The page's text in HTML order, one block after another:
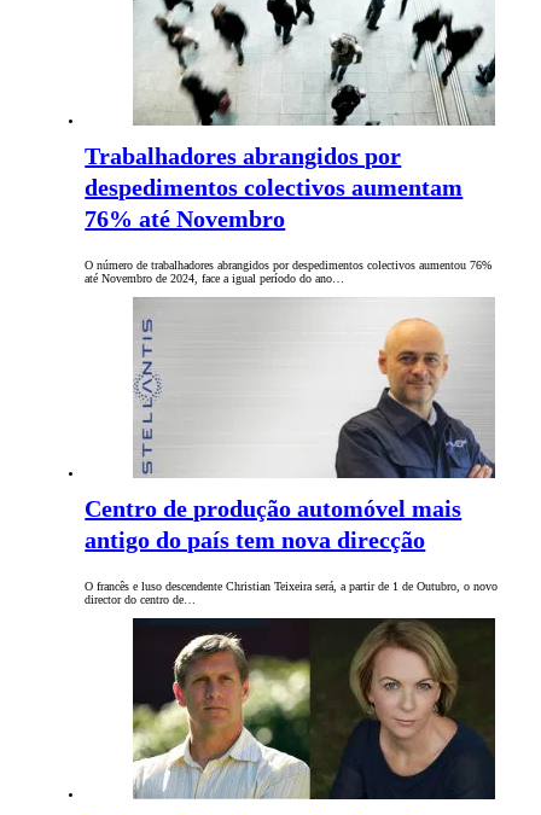
Trabalhadores abrangidos por
despedimentos colectivos aumentam
76% até Novembro
O número de trabalhadores abrangidos por despedimentos colectivos aumentou 76%
até Novembro de 2024, face a igual período do ano…
Centro de produção automóvel mais
antigo do país tem nova direcção
O francês e luso descendente Christian Teixeira será, a partir de 1 de Outubro, o novo
director do centro de…